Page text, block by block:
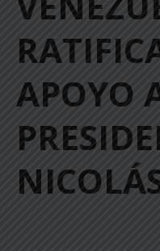
APOYO